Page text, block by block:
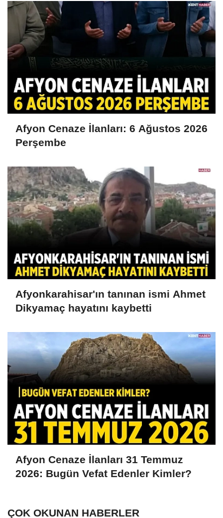
Afyon Cenaze İlanları: 6 Ağustos 2026
Perşembe
Afyonkarahisar'ın tanınan ismi Ahmet
Dikyamaç hayatını kaybetti
Afyon Cenaze İlanları 31 Temmuz
2026: Bugün Vefat Edenler Kimler?
ÇOK OKUNAN HABERLER